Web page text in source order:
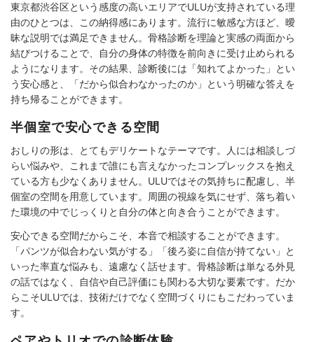
東京都渋谷区という感度の高いエリアでULUが支持されている理
由のひとつは、この納得感にあります。流行に敏感な方ほど、曖
昧な説明では満足できません。骨格診断を理論と実感の両面から
結びつけることで、自分の身体の特徴を前向きに受け止められる
ようになります。その結果、診断後には「知れてよかった」とい
う安心感と、「だから似合わなかったのか」という明確な答えを
持ち帰ることができます。
半個室で安心できる空間
おしりの形は、とてもデリケートなテーマです。人には相談しづ
らい悩みや、これまで誰にも言えなかったコンプレックスを抱え
ている方も少なくありません。ULUではその気持ちに配慮し、半
個室の空間を用意しています。周囲の視線を気にせず、落ち着い
た環境の中でじっくりと自分の体と向き合うことができます。
安心できる空間だからこそ、本音で相談することができます。
「パンツが似合わない気がする」「後ろ姿に自信が持てない」と
いった率直な悩みも、遠慮なく話せます。骨格診断は単なる外見
の話ではなく、自信や自己評価にも関わる大切な要素です。だか
らこそULUでは、技術だけでなく空間づくりにもこだわっていま
す。